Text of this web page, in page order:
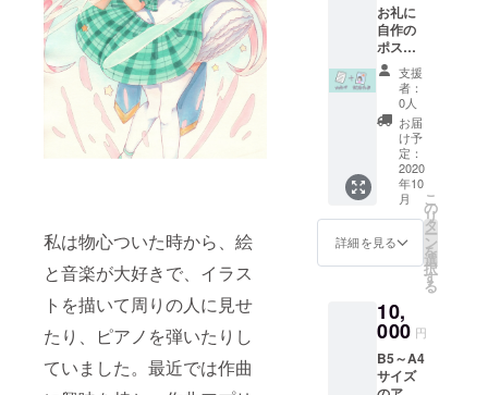
私は物心ついた時から、絵
と音楽が大好きで、イラス
トを描いて周りの人に見せ
たり、ピアノを弾いたりし
ていました。最近では作曲
お礼に
自作の
ポスト
カード
を送ら
せて頂
きま
す。
支援
者：
0人
お届
け予
定：
2020
年10
月
詳細を見る
こ
の
リ
タ
ー
ン
を
選
択
す
る
10,
000 円
B5～A4
サイズ